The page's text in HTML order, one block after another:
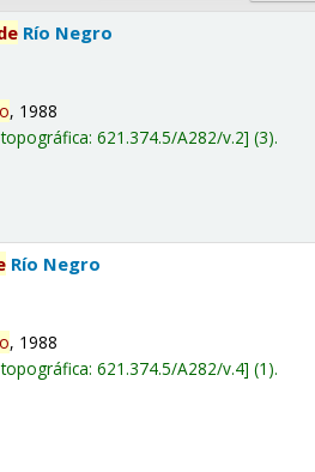
Río Negro
, 1988
621.374.5/A282/v.2 (3).
Río Negro
, 1988
621.374.5/A282/v.4 (1).